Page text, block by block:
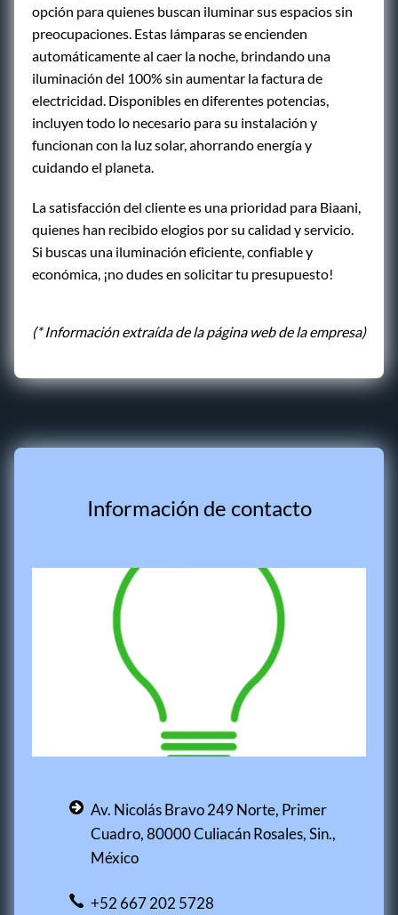
opción para quienes buscan iluminar sus espacios sin
preocupaciones. Estas lámparas se encienden
automáticamente al caer la noche, brindando una
iluminación del 100% sin aumentar la factura de
electricidad. Disponibles en diferentes potencias,
incluyen todo lo necesario para su instalación y
funcionan con la luz solar, ahorrando energía y
cuidando el planeta.
La satisfacción del cliente es una prioridad para Biaani,
quienes han recibido elogios por su calidad y servicio.
Si buscas una iluminación eficiente, confiable y
económica, ¡no dudes en solicitar tu presupuesto!
(* Información extraída de la página web de la empresa)
Información de contacto
Av. Nicolás Bravo 249 Norte, Primer
Cuadro, 80000 Culiacán Rosales, Sin.,
México
+52 667 202 5728